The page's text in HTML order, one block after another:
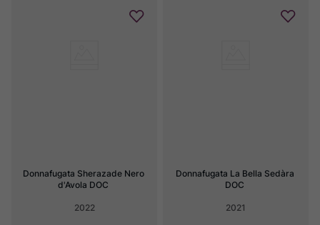
Donnafugata Sherazade Nero
d'Avola DOC
2022
Donnafugata La Bella Sedàra
DOC
2021